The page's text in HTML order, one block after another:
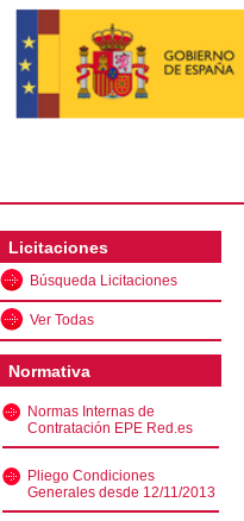
Licitaciones
Búsqueda Licitaciones
Ver Todas
Normativa
Normas Internas de
Contratación EPE Red.es
Pliego Condiciones
Generales desde 12/11/2013